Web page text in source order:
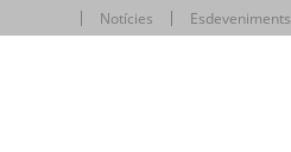
Notícies Esdeveniments